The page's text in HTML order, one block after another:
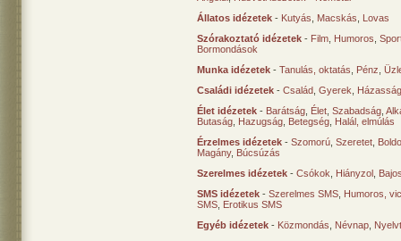
Állatos idézetek - Kutyás Macskás
Lovas
Szórakoztató idézetek - Film Humoros
Bormondások
Munka idézetek - Tanulás, oktatás Pénz
Családi idézetek - Család Gyerek
Élet idézetek - Barátság Élet Szabadság
Butaság Hazugság Betegség Halál, elmúlás
Érzelmes idézetek - Szomorú Szeretet
Magány, Búcsúzás
Szerelmes idézetek - Csókok Hiányzol
SMS idézetek - Szerelmes SMS Humoros,
SMS Erotikus SMS
Egyéb idézetek - Közmondás Névnap